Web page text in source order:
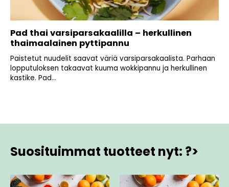
Pad thai varsiparsakaalilla – herkullinen
thaimaalainen pyttipannu
Paistetut nuudelit saavat väriä varsiparsakaalista. Parhaan
lopputuloksen takaavat kuuma wokkipannu ja herkullinen
kastike. Pad...
Suosituimmat tuotteet nyt: ?>